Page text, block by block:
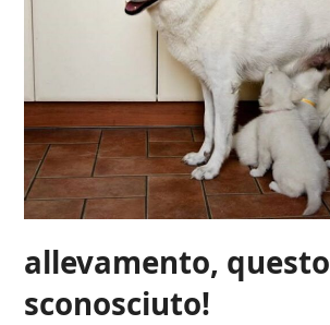
allevamento, questo
sconosciuto!